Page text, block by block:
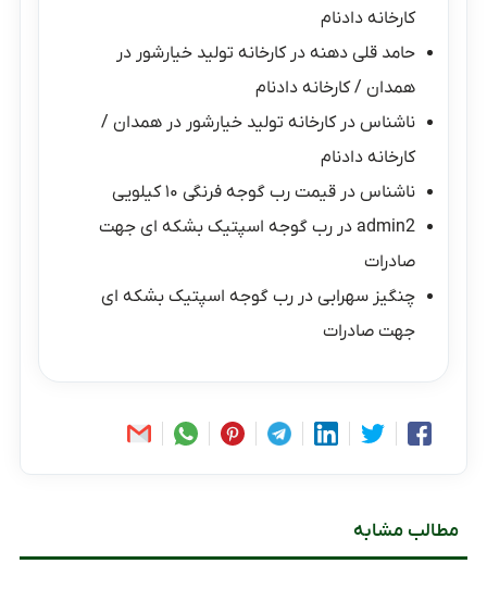
کارخانه دادنام
حامد قلی دهنه درکارخانه تولید خیارشور در
همدان / کارخانه دادنام
ناشناس درکارخانه تولید خیارشور در همدان /
کارخانه دادنام
ناشناس درقیمت رب گوجه فرنگی ۱۰ کیلویی
admin2 دررب گوجه اسپتیک بشکه ای جهت
صادرات
چنگیز سهرابی دررب گوجه اسپتیک بشکه ای
جهت صادرات
مطالب مشابه